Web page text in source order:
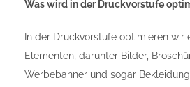
Was wird in der Druckvorstufe
In der Druckvorstufe optimieren wir
Elementen, darunter Bilder,
Werbebanner und sogar